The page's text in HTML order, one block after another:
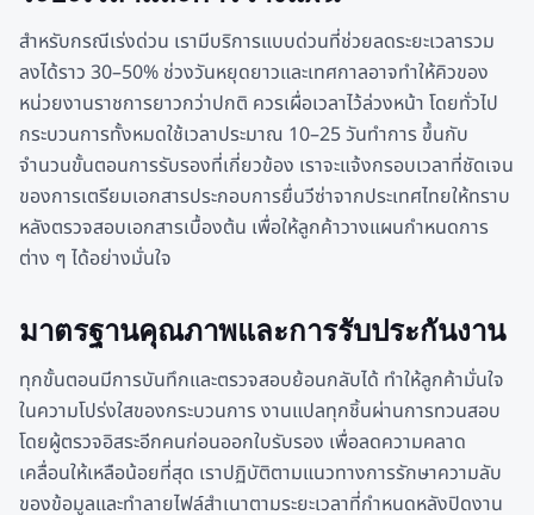
สำหรับกรณีเร่งด่วน เรามีบริการแบบด่วนที่ช่วยลดระยะเวลารวม
ลงได้ราว 30–50% ช่วงวันหยุดยาวและเทศกาลอาจทำให้คิวของ
หน่วยงานราชการยาวกว่าปกติ ควรเผื่อเวลาไว้ล่วงหน้า โดยทั่วไป
กระบวนการทั้งหมดใช้เวลาประมาณ 10–25 วันทำการ ขึ้นกับ
จำนวนขั้นตอนการรับรองที่เกี่ยวข้อง เราจะแจ้งกรอบเวลาที่ชัดเจน
ของการเตรียมเอกสารประกอบการยื่นวีซ่าจากประเทศไทยให้ทราบ
หลังตรวจสอบเอกสารเบื้องต้น เพื่อให้ลูกค้าวางแผนกำหนดการ
ต่าง ๆ ได้อย่างมั่นใจ
มาตรฐานคุณภาพและการรับประกันงาน
ทุกขั้นตอนมีการบันทึกและตรวจสอบย้อนกลับได้ ทำให้ลูกค้ามั่นใจ
ในความโปร่งใสของกระบวนการ งานแปลทุกชิ้นผ่านการทวนสอบ
โดยผู้ตรวจอิสระอีกคนก่อนออกใบรับรอง เพื่อลดความคลาด
เคลื่อนให้เหลือน้อยที่สุด เราปฏิบัติตามแนวทางการรักษาความลับ
ของข้อมูลและทำลายไฟล์สำเนาตามระยะเวลาที่กำหนดหลังปิดงาน